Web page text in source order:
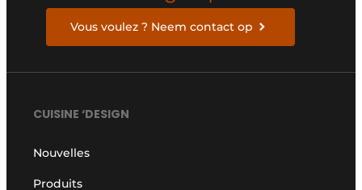
Vous voulez ? Neem contact op
CUISINE ‘DESIGN
Nouvelles
Produits